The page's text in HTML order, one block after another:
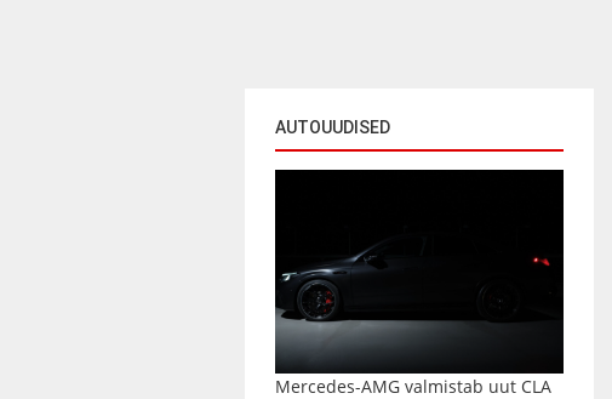
AUTOUUDISED
Mercedes-AMG valmistab uut CLA